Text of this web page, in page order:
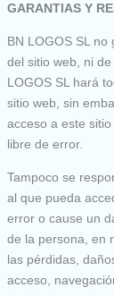
GARANTIAS Y
BN LOGOS SL
del sitio web, ni
LOGOS SL hará
sitio web, sin
acceso a este
libre de error.
Tampoco se
al que pueda
error o cause un
de la persona, en
las pérdidas,
acceso,